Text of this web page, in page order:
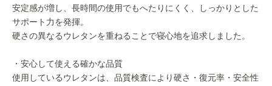
安定感が増し、長時間の使用でもへたりにくく、しっかりとした
サポート力を発揮。
硬さの異なるウレタンを重ねることで寝心地を追求しました。
・安心して使える確かな品質
使用しているウレタンは、品質検査により硬さ・復元率・安全性